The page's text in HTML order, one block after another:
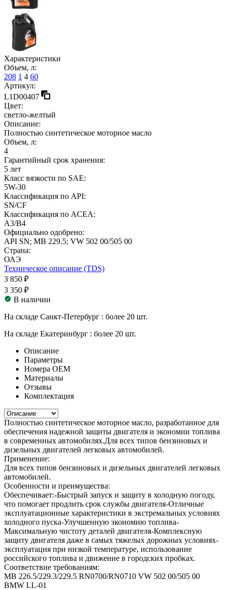
Характеристики
Объем, л:
208 1 4 60
Артикул:
L1D00407
Цвет:
светло-желтый
Описание:
Полностью синтетическое моторное масло
Объем, л:
4
Гарантийный срок хранения:
5 лет
Класс вязкости по SAE:
5W-30
Классификация по API:
SN/CF
Классификация по ACEA:
A3/B4
Официально одобрено:
API SN; MB 229.5; VW 502 00/505 00
Страна:
ОАЭ
Техническое описание (TDS)
3 850 ₽
3 350 ₽
В наличии
На складе Санкт-Петербург : более 20 шт.
На складе Екатеринбург : более 20 шт.
Описание
Параметры
Номера ОЕМ
Материалы
Отзывы
Комплектация
Полностью синтетическое моторное масло, разработанное для
обеспечения надежной защиты двигателя и экономии топлива
в современных автомобилях.Для всех типов бензиновых и
дизельных двигателей легковых автомобилей.
Применение:
Для всех типов бензиновых и дизельных двигателей легковых
автомобилей.
Особенности и преимущества:
Обеспечивает:-Быстрый запуск и защиту в холодную погоду,
что помогает продлить срок службы двигателя-Отличные
эксплуатационные характеристики в экстремальных условиях
холодного пуска-Улучшенную экономию топлива-
Максимальную чистоту деталей двигателя-Комплексную
защиту двигателя даже в самых тяжелых дорожных условиях-
эксплуатация при низкой температуре, использование
российского топлива и движение в городских пробках.
Соответствие требованиям:
MB 226.5/229.3/229.5 RN0700/RN0710 VW 502 00/505 00
BMW LL-01